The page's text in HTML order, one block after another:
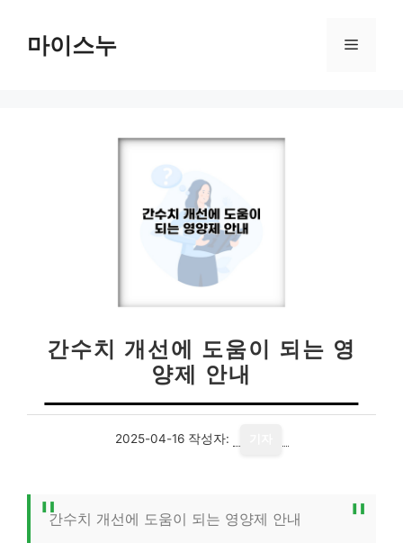
마이스누 메
간수치 개선에 도움이 되는 영
양제 안내
2025-04-16 작성자:
간수치 개선에 도움이 되는 영양제 안내